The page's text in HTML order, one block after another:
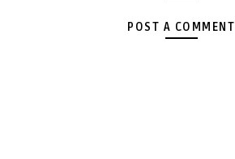
POST A COMMENT